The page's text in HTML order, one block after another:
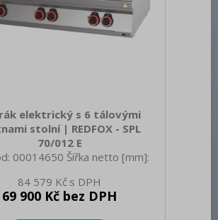
elektrický s 6 tálovými
stolní | REDFOX - SPL
70/012 E
00014650 Šířka netto [mm]:
330 Hmotnost netto [kg]:
Šířka brutto [mm]: 1240 Hloubka
84 579 Kč
69 900 Kč bez DPH